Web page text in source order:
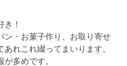
き！
ン・お菓子作り、お取り寄せ
れこれ綴ってまいります。
多めです。